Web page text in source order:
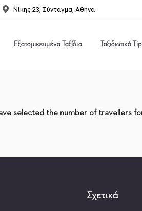
Νίκης 23, Σύνταγμα, Αθήνα
Εξατομικευμένα Ταξίδια Ταξιδιωτικά
selected the number of travellers
Σχετικά